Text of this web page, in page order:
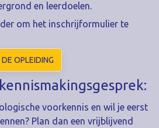
en leerdoelen.
om het inschrijformulier te
OPLEIDING
voorkennis en wil je eerst
Plan dan een vrijblijvend